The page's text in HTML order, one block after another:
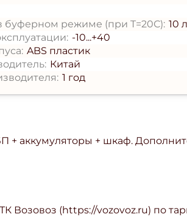
+ аккумуляторы + шкаф.
Возовоз (https://vozovoz.ru) по
буферном режиме (при T=20С): 10
-10...+40
ABS пластик
Китай
1 год